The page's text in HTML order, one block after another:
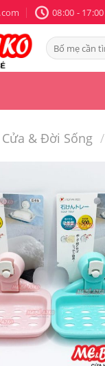
08:00 - 17:00
Tìm
kiếm:
& Đời Sống /